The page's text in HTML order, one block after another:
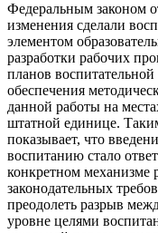
Федеральным законом
изменения сделали
элементом
разработки рабочих
планов
обеспечения
данной работы на
штатной единице.
показывает, что
воспитанию стало
конкретном механизме
законодательных
преодолеть разрыв
уровне целями